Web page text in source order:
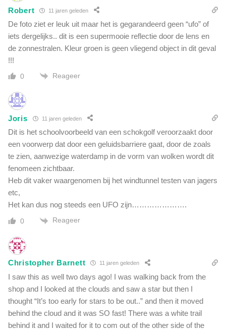
Robert 11 jaren geleden
De foto ziet er leuk uit maar het is gegarandeerd geen “ufo” of
iets dergelijks.. dit is een supermooie reflectie door de lens en
de zonnestralen. Kleur groen is geen vliegend object in dit geval
!!!
0 Reageer
Joris 11 jaren geleden
Dit is het schoolvoorbeeld van een schokgolf veroorzaakt door
een voorwerp dat door een geluidsbarriere gaat, door de zoals
te zien, aanwezige waterdamp in de vorm van wolken wordt dit
fenomeen zichtbaar.
Heb dit vaker waargenomen bij het windtunnel testen van jagers
etc,
Het kan dus nog steeds een UFO zijn………………….
0 Reageer
Christopher Barnett 11 jaren geleden
I saw this as well two days ago! I was walking back from the
shop and I looked at the clouds and saw a star but then I
thought “It’s too early for stars to be out..” and then it moved
behind the cloud and it was SO fast! There was a white trail
behind it and I waited for it to com out of the other side of the